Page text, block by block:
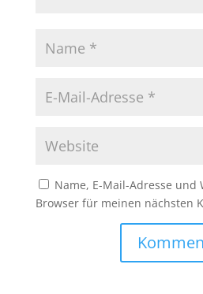
Name, E-Mail-Adresse und
Browser für meinen nächsten